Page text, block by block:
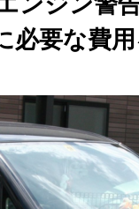
要な費用